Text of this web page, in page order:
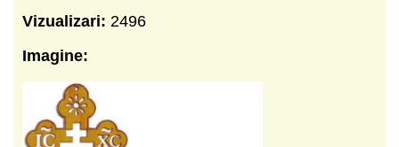
Vizualizari: 2496
Imagine: